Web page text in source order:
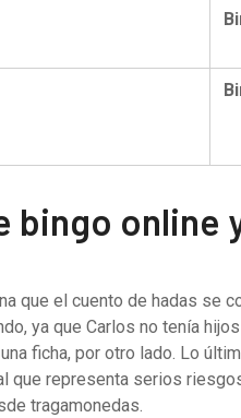
bingo online
que el cuento de hadas se
ya que Carlos no tenía
ficha, por otro lado. Lo
que representa serios
tragamonedas.